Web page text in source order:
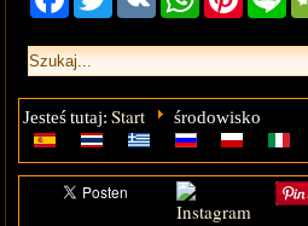
Jesteś tutaj:Start środowisko